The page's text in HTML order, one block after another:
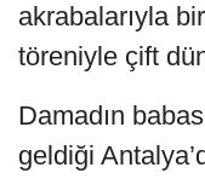
akrabalarıyla
töreniyle çift
Damadın
geldiği